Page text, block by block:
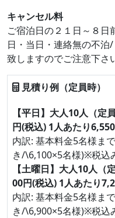
キャンセル料
ご宿泊日の２１日～８
日・当日・連絡無の不
致しますのでご注意下さ
見積り例（定員時）
【平日】大人10人（
円(税込) 1人あたり
内訳: 基本料金5名様ま
き/\6,100×5名様)※税込
【土曜日】大人10人
00円(税込) 1人あたり
内訳: 基本料金5名様ま
き/\6,900×5名様)※税込